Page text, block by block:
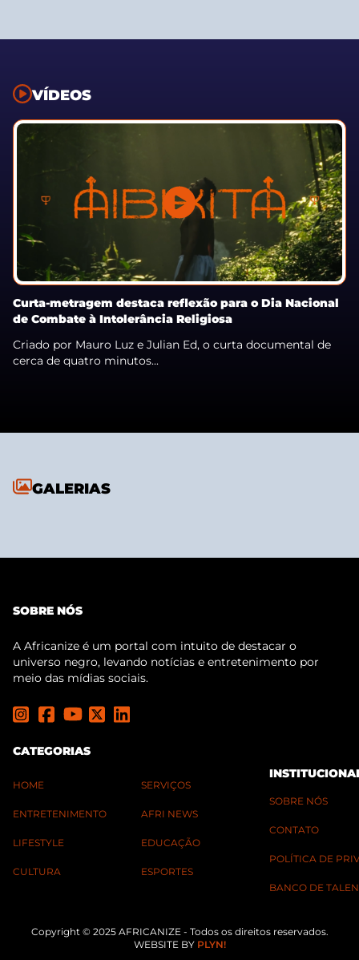
VÍDEOS
Curta-metragem destaca reflexão para o Dia Nacional
de Combate à Intolerância Religiosa
Criado por Mauro Luz e Julian Ed, o curta documental de
cerca de quatro minutos...
GALERIAS
SOBRE NÓS
A Africanize é um portal com intuito de destacar o
universo negro, levando notícias e entretenimento por
meio das mídias sociais.
CATEGORIAS
HOME
ENTRETENIMENTO
LIFESTYLE
CULTURA
SERVIÇOS
AFRI NEWS
EDUCAÇÃO
ESPORTES
SOBRE NÓS
CONTATO
POLÍTICA DE
BANCO DE
Copyright © 2025 AFRICANIZE - Todos os direitos reservados.
WEBSITE BY PLYN!